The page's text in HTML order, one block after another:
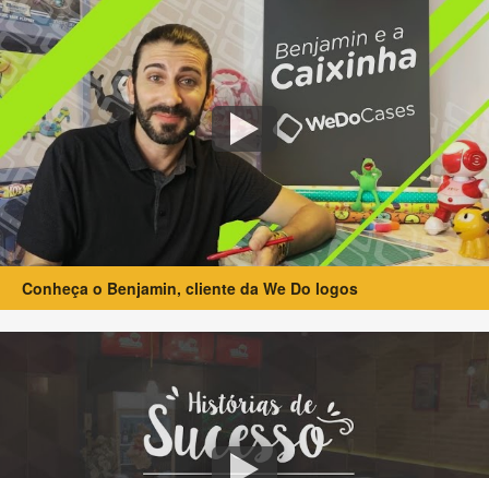
Conheça o Benjamin, cliente da We Do logos